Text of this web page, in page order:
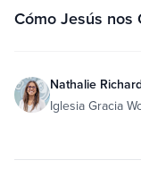
Cómo Jesús nos
Nathalie
Iglesia Gracia